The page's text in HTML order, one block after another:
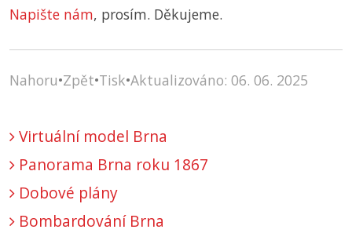
Napište nám, prosím. Děkujeme.
Nahoru•Zpět•Tisk•Aktualizováno: 06. 06. 2025
Virtuální model Brna
Panorama Brna roku 1867
Dobové plány
Bombardování Brna